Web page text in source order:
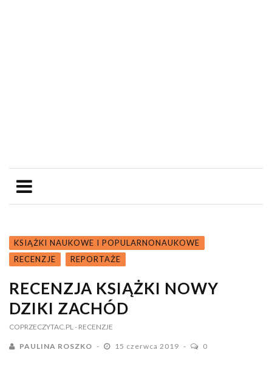
KSIĄŻKI NAUKOWE I POPULARNONAUKOWE
RECENZJE
REPORTAŻE
RECENZJA KSIĄŻKI NOWY
DZIKI ZACHÓD
COPRZECZYTAC.PL - RECENZJE
PAULINA ROSZKO 15 czerwca 2019 0